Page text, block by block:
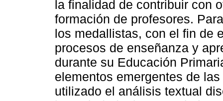
la finalidad de contribuir con
formación de profesores.
los medallistas, con el fin de
procesos de enseñanza y
durante su Educación
elementos emergentes de
utilizado el análisis textual